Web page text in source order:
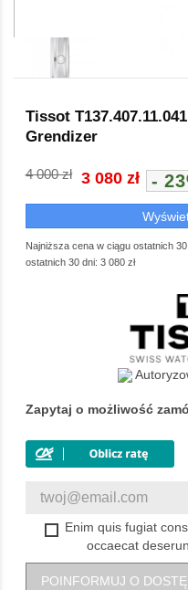
Tissot
Grendizer
3 080 zł -
4 000 zł
Najniższa cena w ciągu ostatnich 30
ostatnich 30 dni: 3 080 zł
Zapytaj o możliwość
Enim quis fugiat
occaecat
POINFORMUJ O